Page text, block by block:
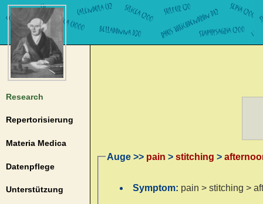
Research
Repertorisierung
Materia Medica
Datenpflege
Unterstützung
Auge >> pain > stitching >
Symptom: pain > stitching >